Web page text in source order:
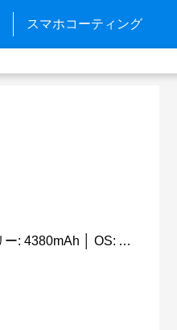
スマホコーティング
日本では未発売 │ 画面サイズ: 5.84インチ │ バッテリー: 4380mAh │ OS: Android 9.0(Pie)